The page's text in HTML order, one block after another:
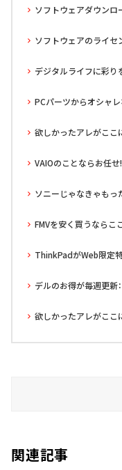
ソフトウェアダウンロ
ソフトウェアのライセ
デジタルライフに彩り
PCパーツからオシャ
欲しかったアレがここ
VAIOのことならお任せ!
ソニーじゃなきゃもっ
FMVを安く買うならこ
ThinkPadがWeb限定
デルのお得が毎週更新
欲しかったアレがここ
関連記事